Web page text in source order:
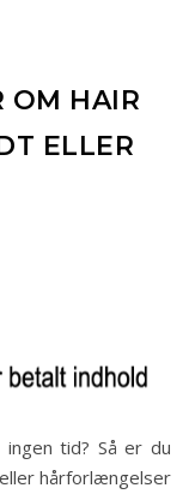
OM HAIR
ELLER
hårforlængelser